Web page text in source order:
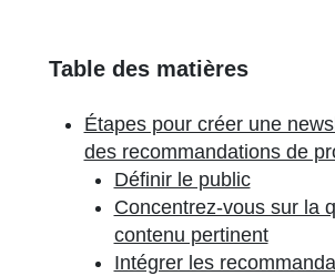
Table des matières
Étapes pour créer une
des recommandations de
Définir le public
Concentrez-vous sur la
contenu pertinent
Intégrer les